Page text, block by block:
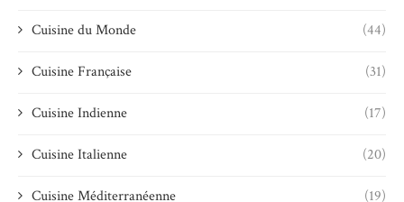
Cuisine du Monde (44)
Cuisine Française (31)
Cuisine Indienne (17)
Cuisine Italienne (20)
Cuisine Méditerranéenne (19)